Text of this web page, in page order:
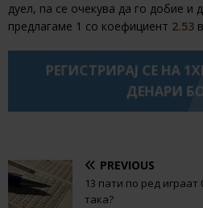
дуел, па се очекува да го добие и
предлагаме 1 со коефициент 2.53
РЕГИСТРИРАЈ СЕ НА
ДЕНАРИ
PREVIOUS
13 пати по ред играат
така?